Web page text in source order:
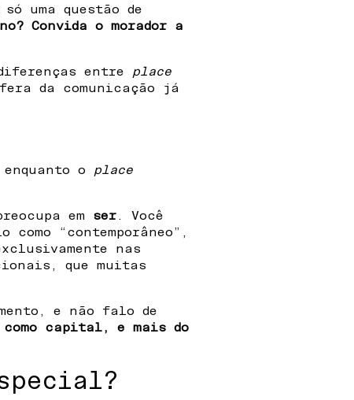
uma questão de
Convida o morador a
entre place
da comunicação já
o place
em ser . Você
“contemporâneo”,
nas
que muitas
e não falo de
capital, e mais do